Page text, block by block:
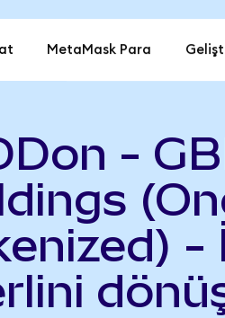
MetaMask Para
-
-